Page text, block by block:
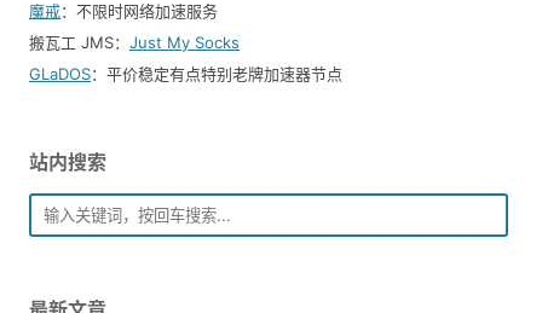
魔戒：不限时网络加速服务
搬瓦工 JMS： Just My Socks
GLaDOS：平价稳定有点特别老牌加速器节点
站内搜索